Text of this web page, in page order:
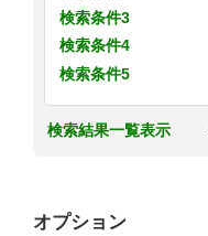
検索条件3
検索条件4
検索条件5
検索結果一覧表示
オプション